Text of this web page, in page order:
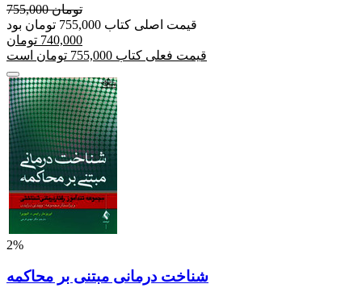
755,000 تومان
قیمت اصلی کتاب 755,000 تومان بود
740,000 تومان
قیمت فعلی کتاب 755,000 تومان است
2%
شناخت درمانی مبتنی بر محاکمه